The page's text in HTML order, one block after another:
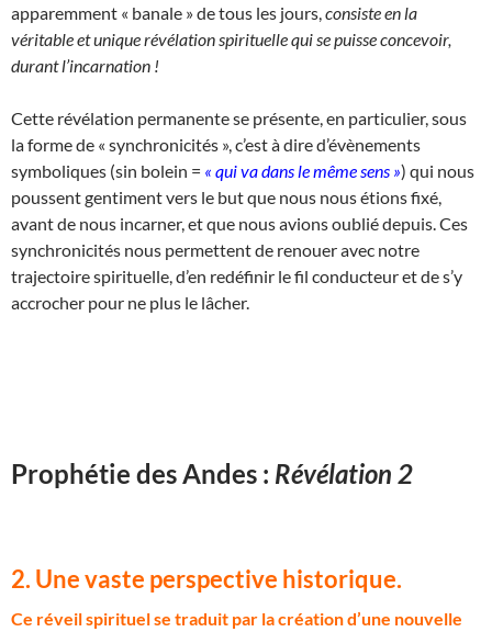
apparemment « banale » de tous les jours, consiste en la
véritable et unique révélation spirituelle qui se puisse concevoir,
durant l’incarnation !
Cette révélation permanente se présente, en particulier, sous
la forme de « synchronicités », c’est à dire d’évènements
symboliques (sin bolein = « qui va dans le même sens ») qui nous
poussent gentiment vers le but que nous nous étions fixé,
avant de nous incarner, et que nous avions oublié depuis. Ces
synchronicités nous permettent de renouer avec notre
trajectoire spirituelle, d’en redéfinir le fil conducteur et de s’y
accrocher pour ne plus le lâcher.
Prophétie des Andes : Révélation 2
2. Une vaste perspective historique.
Ce réveil spirituel se traduit par la création d’une nouvelle